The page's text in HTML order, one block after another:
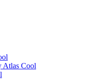
Atlas Cool